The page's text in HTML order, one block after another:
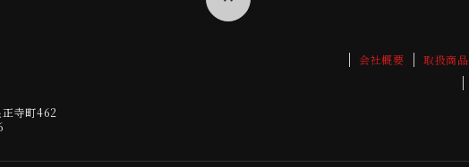
寺町462
会社概要 取扱商品